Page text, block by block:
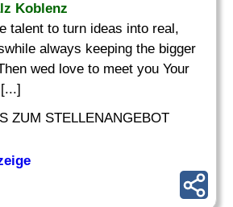
Koblenz
talent to turn ideas into real,
always keeping the bigger
wed love to meet you Your
ZUM STELLENANGEBOT